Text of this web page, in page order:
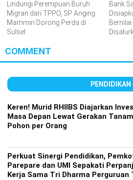
Lindungi Perempuan Buruh
Migran dari TPPO, SP Anging
Mammiri Dorong Perda di
Sulsel
Bank
COMMENT
PENDIDIKAN
Keren! Murid RHIIBS Diajarkan
Masa Depan Lewat Gerakan
Pohon per Orang
Perkuat Sinergi Pendidikan,
Parepare dan UMI Sepakati
Kerja Sama Tri Dharma Perguruan